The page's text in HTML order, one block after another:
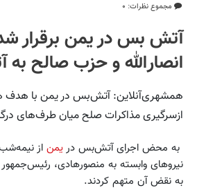
مجموع نظرات: ۰
آتش بس در یمن برقرار
انصارالله و حزب صالح
همشهری‌آنلاین: آتش‌بس در یمن با هدف
ازسرگیری مذاکرات صلح میان طرف‌های
به محض اجرای آتش‌بس دریمن از
نیروهای وابسته به منصورهادی،
به نقض آن متهم کردند.